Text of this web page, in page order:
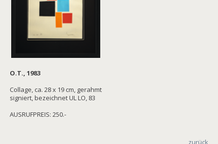
O.T., 1983
Collage, ca. 28 x 19 cm, gerahmt
signiert, bezeichnet UL LO, 83
AUSRUFPREIS: 250.-
zurück